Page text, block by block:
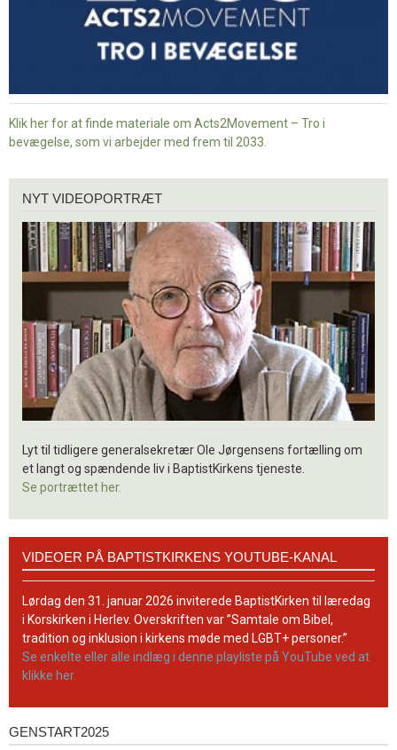
Klik her for at finde materiale om Acts2Movement – Tro i
bevægelse, som vi arbejder med frem til 2033.
videoportræt
NYT VIDEOPORTRÆT
Lyt til tidligere generalsekretær Ole Jørgensens fortælling om
et langt og spændende liv i BaptistKirkens tjeneste.
Se portrættet her.
BaptistKirkens
YouTube-
kanal
VIDEOER PÅ BAPTISTKIRKENS YOUTUBE-KANAL
Lørdag den 31. januar 2026 inviterede BaptistKirken til læredag
i Korskirken i Herlev. Overskriften var ”Samtale om Bibel,
tradition og inklusion i kirkens møde med LGBT+ personer.”
Se enkelte eller alle indlæg i denne playliste på YouTube ved at
klikke her.
Genstart2025
GENSTART2025